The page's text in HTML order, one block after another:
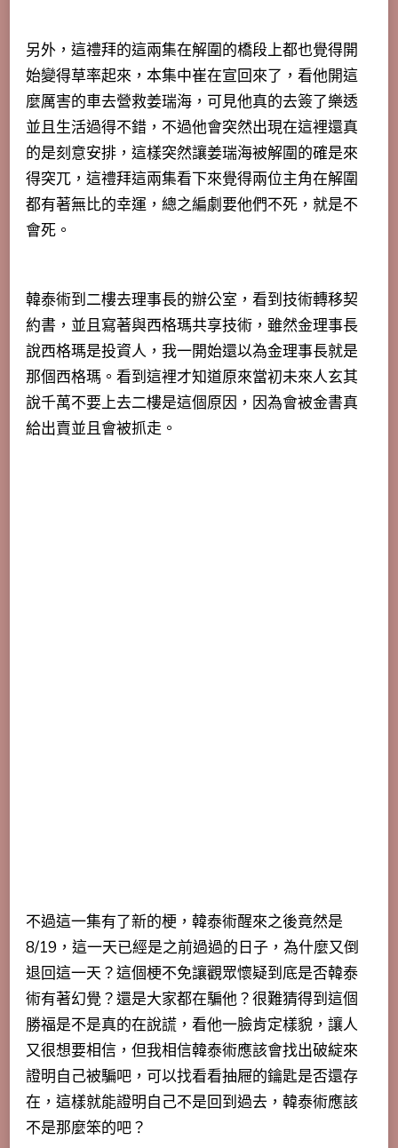
另外，這禮拜的這兩集在解圍的橋段上都也覺得開
始變得草率起來，本集中崔在宣回來了，看他開這
麼厲害的車去營救姜瑞海，可見他真的去簽了樂透
並且生活過得不錯，不過他會突然出現在這裡還真
的是刻意安排，這樣突然讓姜瑞海被解圍的確是來
得突兀，這禮拜這兩集看下來覺得兩位主角在解圍
都有著無比的幸運，總之編劇要他們不死，就是不
會死。
韓泰術到二樓去理事長的辦公室，看到技術轉移契
約書，並且寫著與西格瑪共享技術，雖然金理事長
說西格瑪是投資人，我一開始還以為金理事長就是
那個西格瑪。看到這裡才知道原來當初未來人玄其
說千萬不要上去二樓是這個原因，因為會被金書真
給出賣並且會被抓走。
不過這一集有了新的梗，韓泰術醒來之後竟然是
8/19，這一天已經是之前過過的日子，為什麼又倒
退回這一天？這個梗不免讓觀眾懷疑到底是否韓泰
術有著幻覺？還是大家都在騙他？很難猜得到這個
勝福是不是真的在說謊，看他一臉肯定樣貌，讓人
又很想要相信，但我相信韓泰術應該會找出破綻來
證明自己被騙吧，可以找看看抽屜的鑰匙是否還存
在，這樣就能證明自己不是回到過去，韓泰術應該
不是那麼笨的吧？